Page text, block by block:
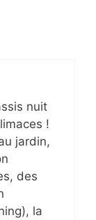
nuit
!
jardin,
des
la